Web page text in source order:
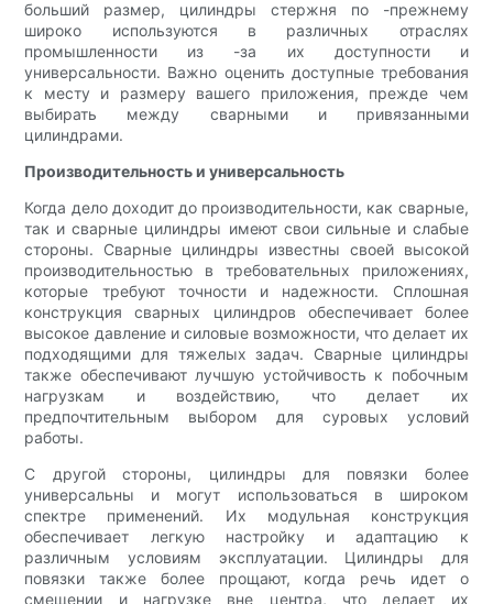
больший размер, цилиндры стержня по -прежнему
широко используются в различных отраслях
промышленности из -за их доступности и
универсальности. Важно оценить доступные требования
к месту и размеру вашего приложения, прежде чем
выбирать между сварными и привязанными
цилиндрами.
Производительность и универсальность
Когда дело доходит до производительности, как сварные,
так и сварные цилиндры имеют свои сильные и слабые
стороны. Сварные цилиндры известны своей высокой
производительностью в требовательных приложениях,
которые требуют точности и надежности. Сплошная
конструкция сварных цилиндров обеспечивает более
высокое давление и силовые возможности, что делает их
подходящими для тяжелых задач. Сварные цилиндры
также обеспечивают лучшую устойчивость к побочным
нагрузкам и воздействию, что делает их
предпочтительным выбором для суровых условий
работы.
С другой стороны, цилиндры для повязки более
универсальны и могут использоваться в широком
спектре применений. Их модульная конструкция
обеспечивает легкую настройку и адаптацию к
различным условиям эксплуатации. Цилиндры для
повязки также более прощают, когда речь идет о
смещении и нагрузке вне центра, что делает их